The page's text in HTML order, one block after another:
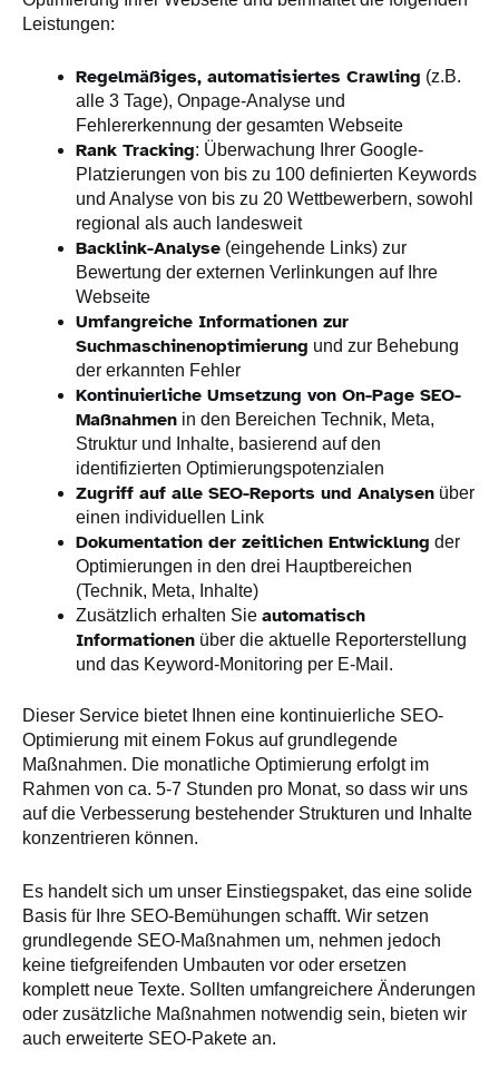
Leistungen:
Regelmäßiges, automatisiertes Crawling (z.B.
alle 3 Tage), Onpage-Analyse und
Fehlererkennung der gesamten Webseite
Rank Tracking: Überwachung Ihrer Google-
Platzierungen von bis zu 100 definierten Keywords
und Analyse von bis zu 20 Wettbewerbern, sowohl
regional als auch landesweit
Backlink-Analyse (eingehende Links) zur
Bewertung der externen Verlinkungen auf Ihre
Webseite
Umfangreiche Informationen zur
Suchmaschinenoptimierung und zur Behebung
der erkannten Fehler
Kontinuierliche Umsetzung von On-Page SEO-
Maßnahmen in den Bereichen Technik, Meta,
Struktur und Inhalte, basierend auf den
identifizierten Optimierungspotenzialen
Zugriff auf alle SEO-Reports und Analysen über
einen individuellen Link
Dokumentation der zeitlichen Entwicklung der
Optimierungen in den drei Hauptbereichen
(Technik, Meta, Inhalte)
Zusätzlich erhalten Sie automatisch
Informationen über die aktuelle Reporterstellung
und das Keyword-Monitoring per E-Mail.
Dieser Service bietet Ihnen eine kontinuierliche SEO-
Optimierung mit einem Fokus auf grundlegende
Maßnahmen. Die monatliche Optimierung erfolgt im
Rahmen von ca. 5-7 Stunden pro Monat, so dass wir uns
auf die Verbesserung bestehender Strukturen und Inhalte
konzentrieren können.
Es handelt sich um unser Einstiegspaket, das eine solide
Basis für Ihre SEO-Bemühungen schafft. Wir setzen
grundlegende SEO-Maßnahmen um, nehmen jedoch
keine tiefgreifenden Umbauten vor oder ersetzen
komplett neue Texte. Sollten umfangreichere Änderungen
oder zusätzliche Maßnahmen notwendig sein, bieten wir
auch erweiterte SEO-Pakete an.